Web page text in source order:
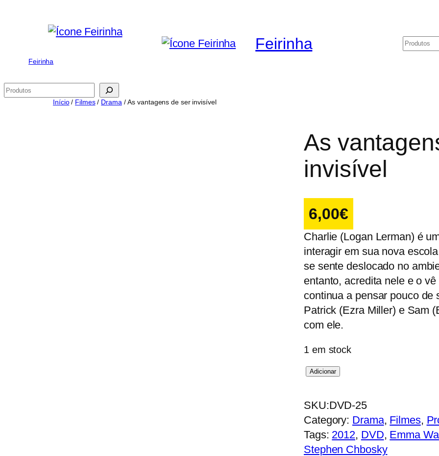
Feirinha
Feirinha
Pesquisar
Início/ Filmes/ Drama / As vantagens de ser invisível
As
invisível
6,00€
Charlie (Logan Lerman) é
interagir em sua nova
se sente deslocado no
entanto, acredita nele e o
continua a pensar pouco
Patrick (Ezra Miller) e Sam
com ele.
1 em stock
Q
a
n
t
i
Adicionar
SKU:DVD-25
Category: Drama, Filmes,
Tags: 2012, DVD, Emma
Stephen Chbosky